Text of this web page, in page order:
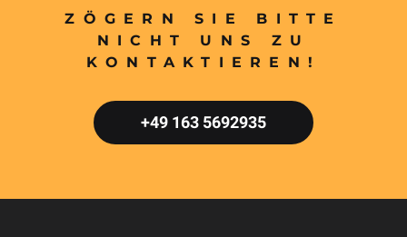
ZÖGERN SIE BITTE
NICHT UNS ZU
KONTAKTIEREN!
+49 163 5692935